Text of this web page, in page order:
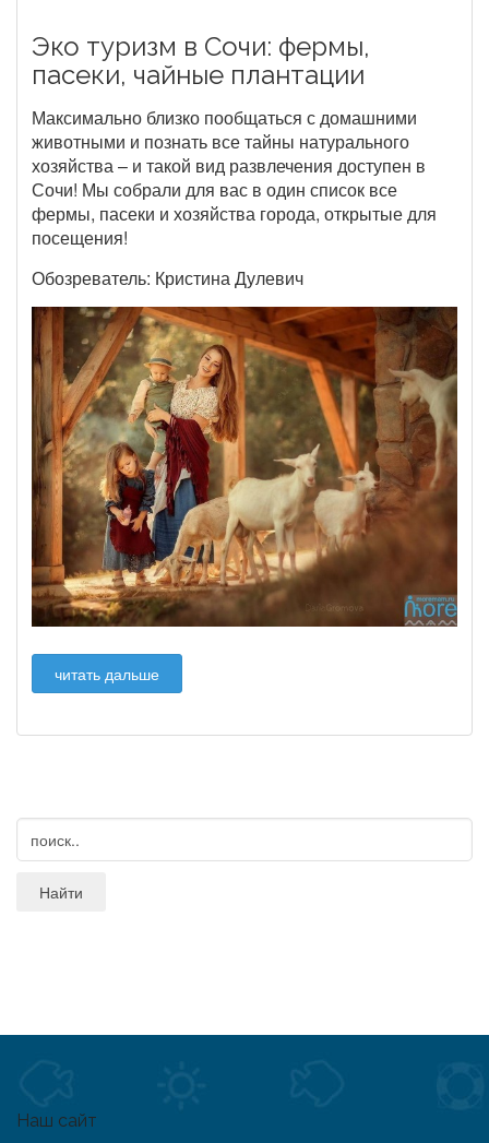
Эко туризм в Сочи: фермы,
пасеки, чайные плантации
Максимально близко пообщаться с домашними
животными и познать все тайны натурального
хозяйства – и такой вид развлечения доступен в
Сочи! Мы собрали для вас в один список все
фермы, пасеки и хозяйства города, открытые для
посещения!
Обозреватель: Кристина Дулевич
читать дальше
Наш сайт